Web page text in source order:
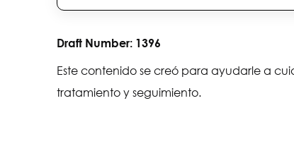
Draft Number: 1396
Este contenido se creó para ayudarle a
tratamiento y seguimiento.